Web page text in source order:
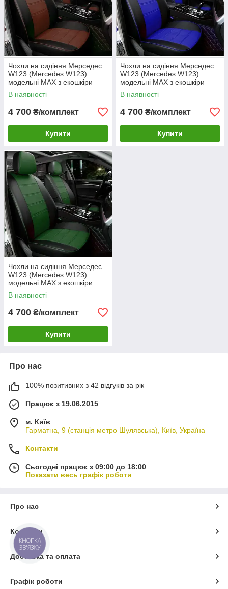
Чохли на сидіння Мерседес
W123 (Mercedes W123)
модельні MAX з екошкіри
Чорно-коричневий
В наявності
4 700 ₴/комплект
Купити
Чохли на сидіння Мерседес
W123 (Mercedes W123)
модельні MAX з екошкіри
Чорно-синій
В наявності
4 700 ₴/комплект
Купити
Чохли на сидіння Мерседес
W123 (Mercedes W123)
модельні MAX з екошкіри
Чорно-зелений
В наявності
4 700 ₴/комплект
Купити
Про нас
100% позитивних з 42 відгуків за рік
Працює з 19.06.2015
м. Київ
Гарматна, 9 (станція метро Шулявська), Київ, Україна
Контакти
Сьогодні працює з 09:00 до 18:00
Показати весь графік роботи
Про нас
Контакти
Доставка та оплата
Графік роботи
КНОПКА
ЗВ'ЯЗКУ